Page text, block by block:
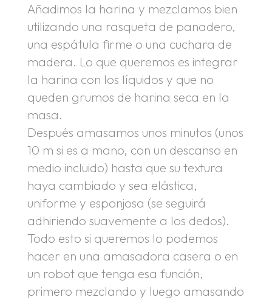
Añadimos la harina y mezclamos bien
utilizando una rasqueta de panadero,
una espátula firme o una cuchara de
madera. Lo que queremos es integrar
la harina con los líquidos y que no
queden grumos de harina seca en la
masa.
Después amasamos unos minutos (unos
10 m si es a mano, con un descanso en
medio incluido) hasta que su textura
haya cambiado y sea elástica,
uniforme y esponjosa (se seguirá
adhiriendo suavemente a los dedos).
Todo esto si queremos lo podemos
hacer en una amasadora casera o en
un robot que tenga esa función,
primero mezclando y luego amasando